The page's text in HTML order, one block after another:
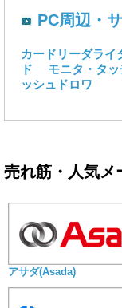
PC周辺・
カードリーダライ
ド
モニタ・タ
ッシュドロワ
売れ筋・人気メ
アサダ(Asada)